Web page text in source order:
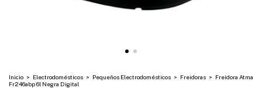
Inicio > Electrodomésticos > Pequeños Electrodomésticos > Freidoras > Freidora Atma
Fr246abp 6l Negra Digital